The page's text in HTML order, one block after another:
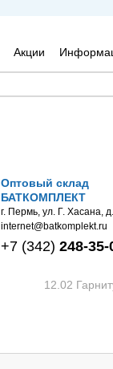
Акции
Оптовый склад
БАТКОМПЛЕКТ
г. Пермь, ул. Г. Хасана,
internet@batkomplekt.ru
+7 (342) 248-35-
12.02